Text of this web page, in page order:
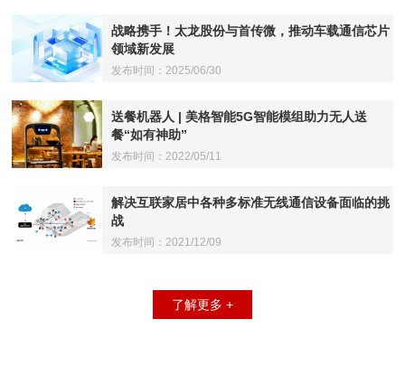
战略携手！太龙股份与首传微，推动车载通信芯片
领域新发展
发布时间：2025/06/30
送餐机器人 | 美格智能5G智能模组助力无人送
餐“如有神助”
发布时间：2022/05/11
解决互联家居中各种多标准无线通信设备面临的挑
战
发布时间：2021/12/09
了解更多 +